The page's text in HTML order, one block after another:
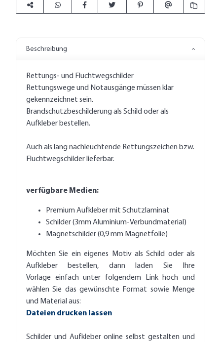
Beschreibung
Rettungs- und Fluchtwegschilder
Rettungswege und Notausgänge müssen klar
gekennzeichnet sein.
Brandschutzbeschilderung als Schild oder als
Aufkleber bestellen.
Auch als lang nachleuchtende Rettungszeichen bzw.
Fluchtwegschilder lieferbar.
verfügbare Medien:
Premium Aufkleber mit Schutzlaminat
Schilder (3mm Aluminium-Verbundmaterial)
Magnetschilder (0,9 mm Magnetfolie)
Möchten Sie ein eigenes Motiv als Schild oder als
Aufkleber bestellen, dann laden Sie Ihre
Vorlage einfach unter folgendem Link hoch und
wählen Sie das gewünschte Format sowie Menge
und Material aus:
Dateien drucken lassen
Schilder und Aufkleber online selbst gestalten und